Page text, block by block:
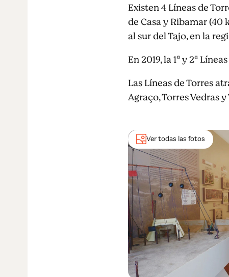
Existen 4 Líneas de
de Casa y Ribamar (40
al sur del Tajo, en la
En 2019, la 1ª y 2ª
Las Líneas de Torres
Agraço, Torres Vedras
Ver todas las fotos